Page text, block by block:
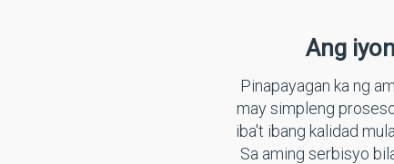
Ang
Pinapayagan ka ng
may simpleng
iba't ibang kalidad
Sa aming serbisyo